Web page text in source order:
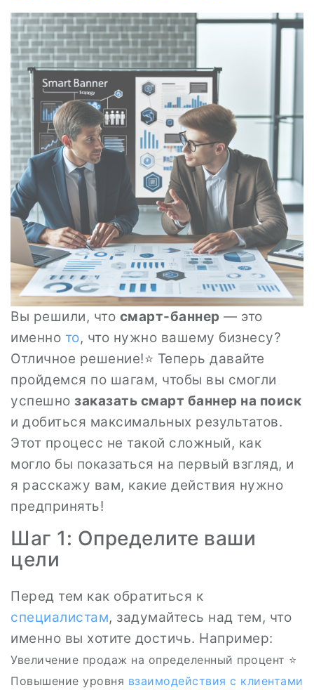
Вы решили, что смарт-баннер — это
именно то, что нужно вашему бизнесу?
Отличное решение!⭐ Теперь давайте
пройдемся по шагам, чтобы вы смогли
успешно заказать смарт баннер на поиск
и добиться максимальных результатов.
Этот процесс не такой сложный, как
могло бы показаться на первый взгляд, и
я расскажу вам, какие действия нужно
предпринять!
Шаг 1: Определите ваши
цели
Перед тем как обратиться к
специалистам, задумайтесь над тем, что
именно вы хотите достичь. Например:
Увеличение продаж на определенный процент ⭐
Повышение уровня взаимодействия с клиентами